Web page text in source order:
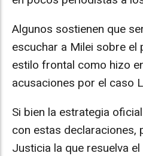
Algunos sostienen que
escuchar a Milei sobre el
estilo frontal como hizo
acusaciones por el caso
Si bien la estrategia
con estas declaraciones,
Justicia la que resuelva